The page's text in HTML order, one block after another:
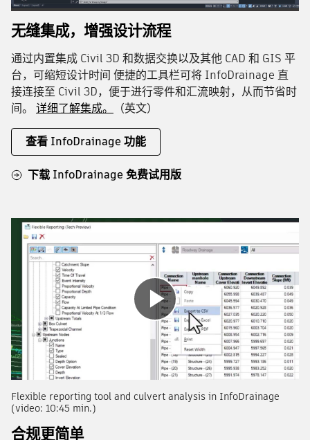
无缝集成，增强设计流程
通过内置集成 Civil 3D 和数据交换以及其他 CAD 和 GIS 平
台，可缩短设计时间 便捷的工具栏可将 InfoDrainage 直
接连接至 Civil 3D，便于进行零件和汇流映射，从而节省时
间。 详细了解集成。 （英文）
查看 InfoDrainage 功能
下载 InfoDrainage 免费试用版
播
放
Flexible reporting tool and culvert analysis in InfoDrainage
(video: 10:45 min.)
合规更简单